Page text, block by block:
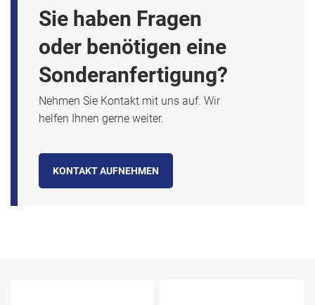
Sie haben Fragen
oder benötigen eine
Sonderanfertigung?
Nehmen Sie Kontakt mit uns auf. Wir
helfen Ihnen gerne weiter.
KONTAKT AUFNEHMEN